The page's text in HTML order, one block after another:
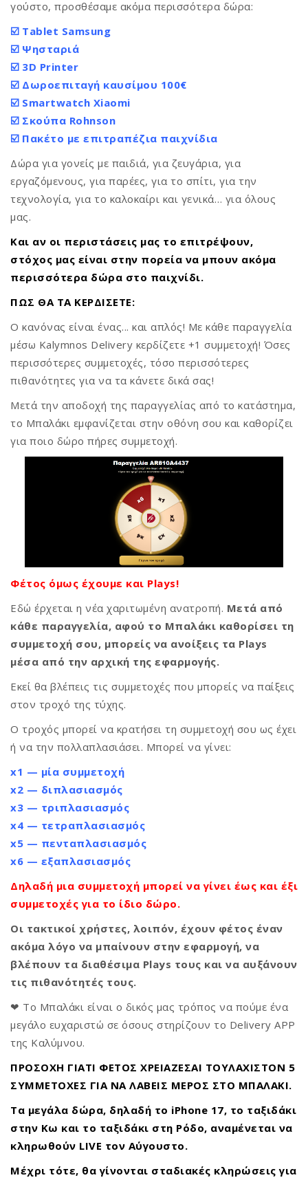
γούστο, προσθέσαμε ακόμα περισσότερα δώρα:
☑️ Tablet Samsung
☑️ Ψησταριά
☑️ 3D Printer
☑️ Δωροεπιταγή καυσίμου 100€
☑️ Smartwatch Xiaomi
☑️ Σκούπα Rohnson
☑️ Πακέτο με επιτραπέζια παιχνίδια
Δώρα για γονείς με παιδιά, για ζευγάρια, για
εργαζόμενους, για παρέες, για το σπίτι, για την
τεχνολογία, για το καλοκαίρι και γενικά… για όλους
μας.
Και αν οι περιστάσεις μας το επιτρέψουν,
στόχος μας είναι στην πορεία να μπουν ακόμα
περισσότερα δώρα στο παιχνίδι.
ΠΩΣ ΘΑ ΤΑ ΚΕΡΔΙΣΕΤΕ:
Ο κανόνας είναι ένας... και απλός! Με κάθε παραγγελία
μέσω Kalymnos Delivery κερδίζετε +1 συμμετοχή! Όσες
περισσότερες συμμετοχές, τόσο περισσότερες
πιθανότητες για να τα κάνετε δικά σας!
Μετά την αποδοχή της παραγγελίας από το κατάστημα,
το Μπαλάκι εμφανίζεται στην οθόνη σου και καθορίζει
για ποιο δώρο πήρες συμμετοχή.
Φέτος όμως έχουμε και Plays!
Εδώ έρχεται η νέα χαριτωμένη ανατροπή. Μετά από
κάθε παραγγελία, αφού το Μπαλάκι καθορίσει τη
συμμετοχή σου, μπορείς να ανοίξεις τα Plays
μέσα από την αρχική της εφαρμογής.
Εκεί θα βλέπεις τις συμμετοχές που μπορείς να παίξεις
στον τροχό της τύχης.
Ο τροχός μπορεί να κρατήσει τη συμμετοχή σου ως έχει
ή να την πολλαπλασιάσει. Μπορεί να γίνει:
x1 — μία συμμετοχή
x2 — διπλασιασμός
x3 — τριπλασιασμός
x4 — τετραπλασιασμός
x5 — πενταπλασιασμός
x6 — εξαπλασιασμός
Δηλαδή μια συμμετοχή μπορεί να γίνει έως και έξι
συμμετοχές για το ίδιο δώρο.
Οι τακτικοί χρήστες, λοιπόν, έχουν φέτος έναν
ακόμα λόγο να μπαίνουν στην εφαρμογή, να
βλέπουν τα διαθέσιμα Plays τους και να αυξάνουν
τις πιθανότητές τους.
❤ Το Μπαλάκι είναι ο δικός μας τρόπος να πούμε ένα
μεγάλο ευχαριστώ σε όσους στηρίζουν το Delivery APP
της Καλύμνου.
ΠΡΟΣΟΧΗ ΓΙΑΤΙ ΦΕΤΟΣ ΧΡΕΙΑΖΕΣΑΙ ΤΟΥΛΑΧΙΣΤΟΝ 5
ΣΥΜΜΕΤΟΧΕΣ ΓΙΑ ΝΑ ΛΑΒΕΙΣ ΜΕΡΟΣ ΣΤΟ ΜΠΑΛΑΚΙ.
Τα μεγάλα δώρα, δηλαδή το iPhone 17, το ταξιδάκι
στην Κω και το ταξιδάκι στη Ρόδο, αναμένεται να
κληρωθούν LIVE τον Αύγουστο.
Μέχρι τότε, θα γίνονται σταδιακές κληρώσεις για